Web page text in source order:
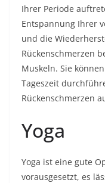
Ihrer Periode
Entspannung Ihrer
und die
Rückenschmerzen
Muskeln. Sie
Tageszeit
Rückenschmerzen
Yoga
Yoga ist eine gute
vorausgesetzt, es